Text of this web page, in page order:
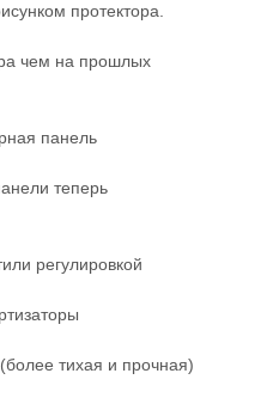
протектора.
чем на прошлых
панель
теперь
регулировкой
тихая и прочная)